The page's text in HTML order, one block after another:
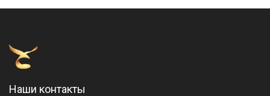
Наши контакты